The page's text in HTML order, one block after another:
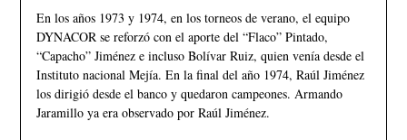
En los años 1973 y 1974, en los torneos de verano, el equipo
DYNACOR se reforzó con el aporte del “Flaco” Pintado,
“Capacho” Jiménez e incluso Bolívar Ruiz, quien venía desde el
Instituto nacional Mejía. En la final del año 1974, Raúl Jiménez
los dirigió desde el banco y quedaron campeones. Armando
Jaramillo ya era observado por Raúl Jiménez.